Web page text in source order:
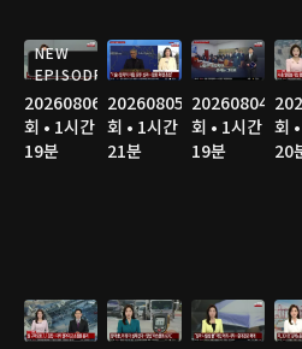
NEW
EPISODE
20260806
회 • 1시간
19분
20260805
회 • 1시간
21분
20260804
회 • 1시간
19분
회
20